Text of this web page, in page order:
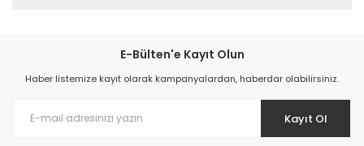
E-Bülten'e Kayıt Olun
Haber listemize kayıt olarak kampanyalardan, haberdar olabilirsiniz.
Kayıt Ol